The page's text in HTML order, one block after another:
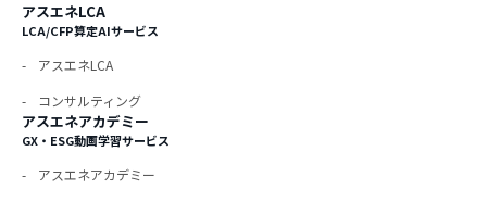
アスエネLCA
LCA/CFP算定AIサービス
アスエネLCA
コンサルティング
アスエネアカデミー
GX・ESG動画学習サービス
アスエネアカデミー